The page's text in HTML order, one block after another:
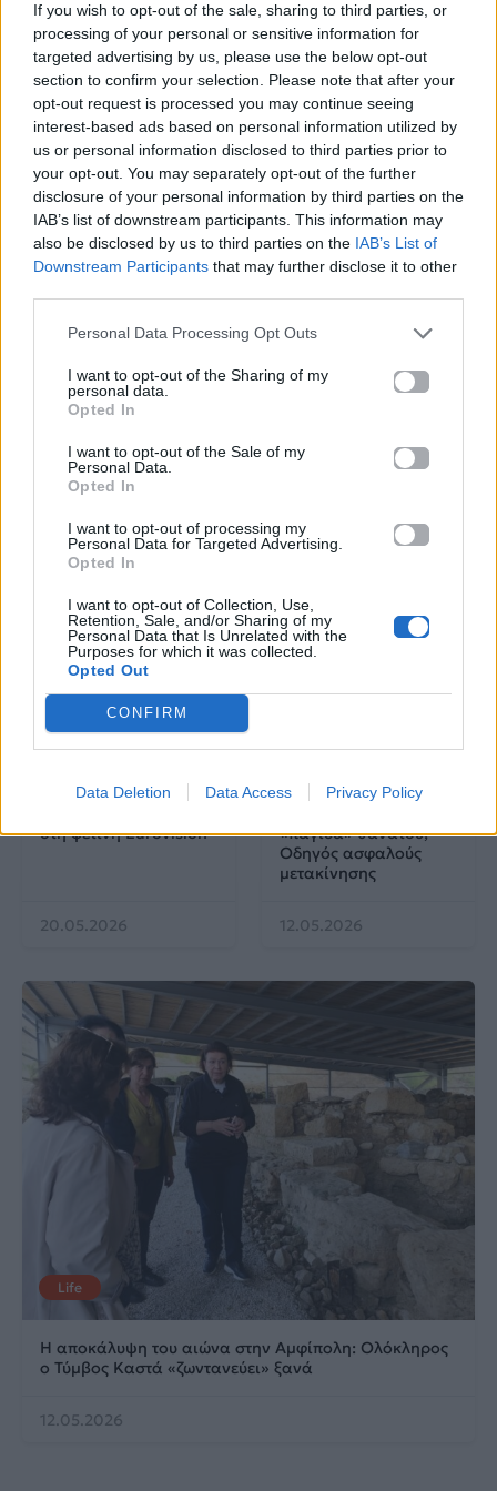
If you wish to opt-out of the sale, sharing to third parties, or
processing of your personal or sensitive information for
targeted advertising by us, please use the below opt-out
section to confirm your selection. Please note that after your
opt-out request is processed you may continue seeing
interest-based ads based on personal information utilized by
us or personal information disclosed to third parties prior to
your opt-out. You may separately opt-out of the further
disclosure of your personal information by third parties on the
IAB’s list of downstream participants. This information may
also be disclosed by us to third parties on the IAB’s List of
Downstream Participants that may further disclose it to other
Personal Data Processing Opt Outs
I want to opt-out of the Sharing of my
personal data.
Opted In
I want to opt-out of the Sale of my
Personal Data.
Opted In
I want to opt-out of processing my
Personal Data for Targeted Advertising.
Opted In
I want to opt-out of Collection, Use,
Retention, Sale, and/or Sharing of my
Personal Data that Is Unrelated with the
Purposes for which it was collected.
Opted Out
CONFIRM
Data Deletion Data Access Privacy Policy
Πανελλαδικές 2026:
Στην κορυφή των
βαθμολογιών η
Λαρισαία Ιωάννα
Παπακώστα με 19.780
μόρια
26.06.2026
Μία κάρτα για όλες τις
προνοιακές παροχές!
26.06.2026
Πού να μην
Αττική: Οι 29
ακατάλληλες παραλίες
25.06.2026
το πρόγραμμα
04.06.2026
EUROVISION
ΕΡΤ: Εντυπωσιακή
στη φετινή Eurovision
20.05.2026
Ηλεκτρικά πατίνια:
«παγίδα» θανάτου;
Οδηγός ασφαλούς
μετακίνησης
12.05.2026
Life
Η αποκάλυψη του αιώνα στην Αμφίπολη: Ολόκληρος
ο Τύμβος Καστά «ζωντανεύει» ξανά
12.05.2026